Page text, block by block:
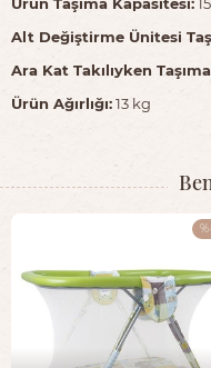
Alt Değiştirme Ünitesi
Ara Kat Takılıyken
Ürün Ağırlığı:13 kg